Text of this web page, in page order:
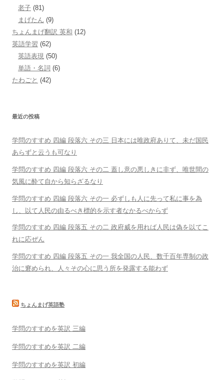
老子 (81)
まげたん (9)
ちょんまげ翻訳 英和 (12)
英語学習 (62)
英語表現 (50)
単語・名詞 (6)
たわごと (42)
最近の投稿
学問のすすめ 四編 段落六 その三 日本には唯政府ありて、未だ国民
あらずと云うも可なり
学問のすすめ 四編 段落六 その二 蓋し意の悪しきに非ず、唯世間の
気風に酔て自から知らざるなり
学問のすすめ 四編 段落六 その一 必ずしも人に先って私に事を為
し、以て人民の由るべき標的を示す者なかるべからず
学問のすすめ 四編 段落五 その二 政府威を用れば人民は偽を以てこ
れに応ぜん
学問のすすめ 四編 段落五 その一 我全国の人民、数千百年専制の政
治に窘められ、人々その心に思う所を発露する能わず
ちょんまげ英語塾
学問のすすめを英訳 三編
学問のすすめを英訳 二編
学問のすすめを英訳 初編